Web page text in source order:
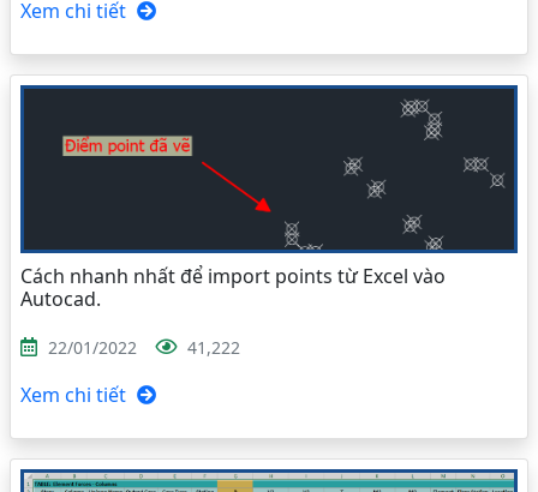
Xem chi tiết
Cách nhanh nhất để import points từ Excel vào
Autocad.
22/01/2022 41,222
Xem chi tiết